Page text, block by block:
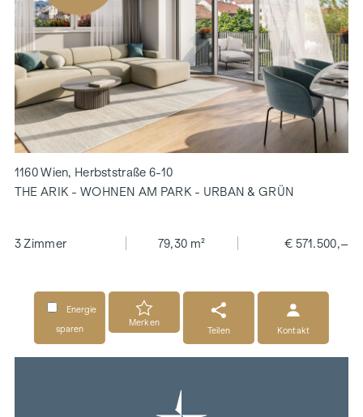
1160 Wien, Herbststraße 6-10
THE ARIK - WOHNEN AM PARK - URBAN & GRÜN
3 Zimmer 79,30 m² € 571.500,–
Energie
sparen
Merken
Teilen
Kontakt